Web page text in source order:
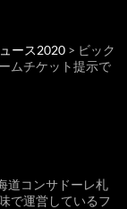
ース2020 > ビック
ムチケット提示で
道コンサドーレ札
で運営しているフ